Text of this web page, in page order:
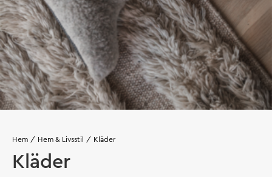
Hem Hem & Livsstil Kläder
Kläder